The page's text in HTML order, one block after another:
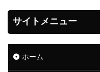
サイトメニュー
ホーム